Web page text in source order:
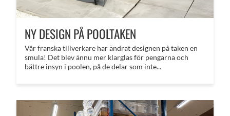
NY DESIGN PÅ POOLTAKEN
Vår franska tillverkare har ändrat designen på taken en
smula! Det blev ännu mer klarglas för pengarna och
bättre insyn i poolen, på de delar som inte...